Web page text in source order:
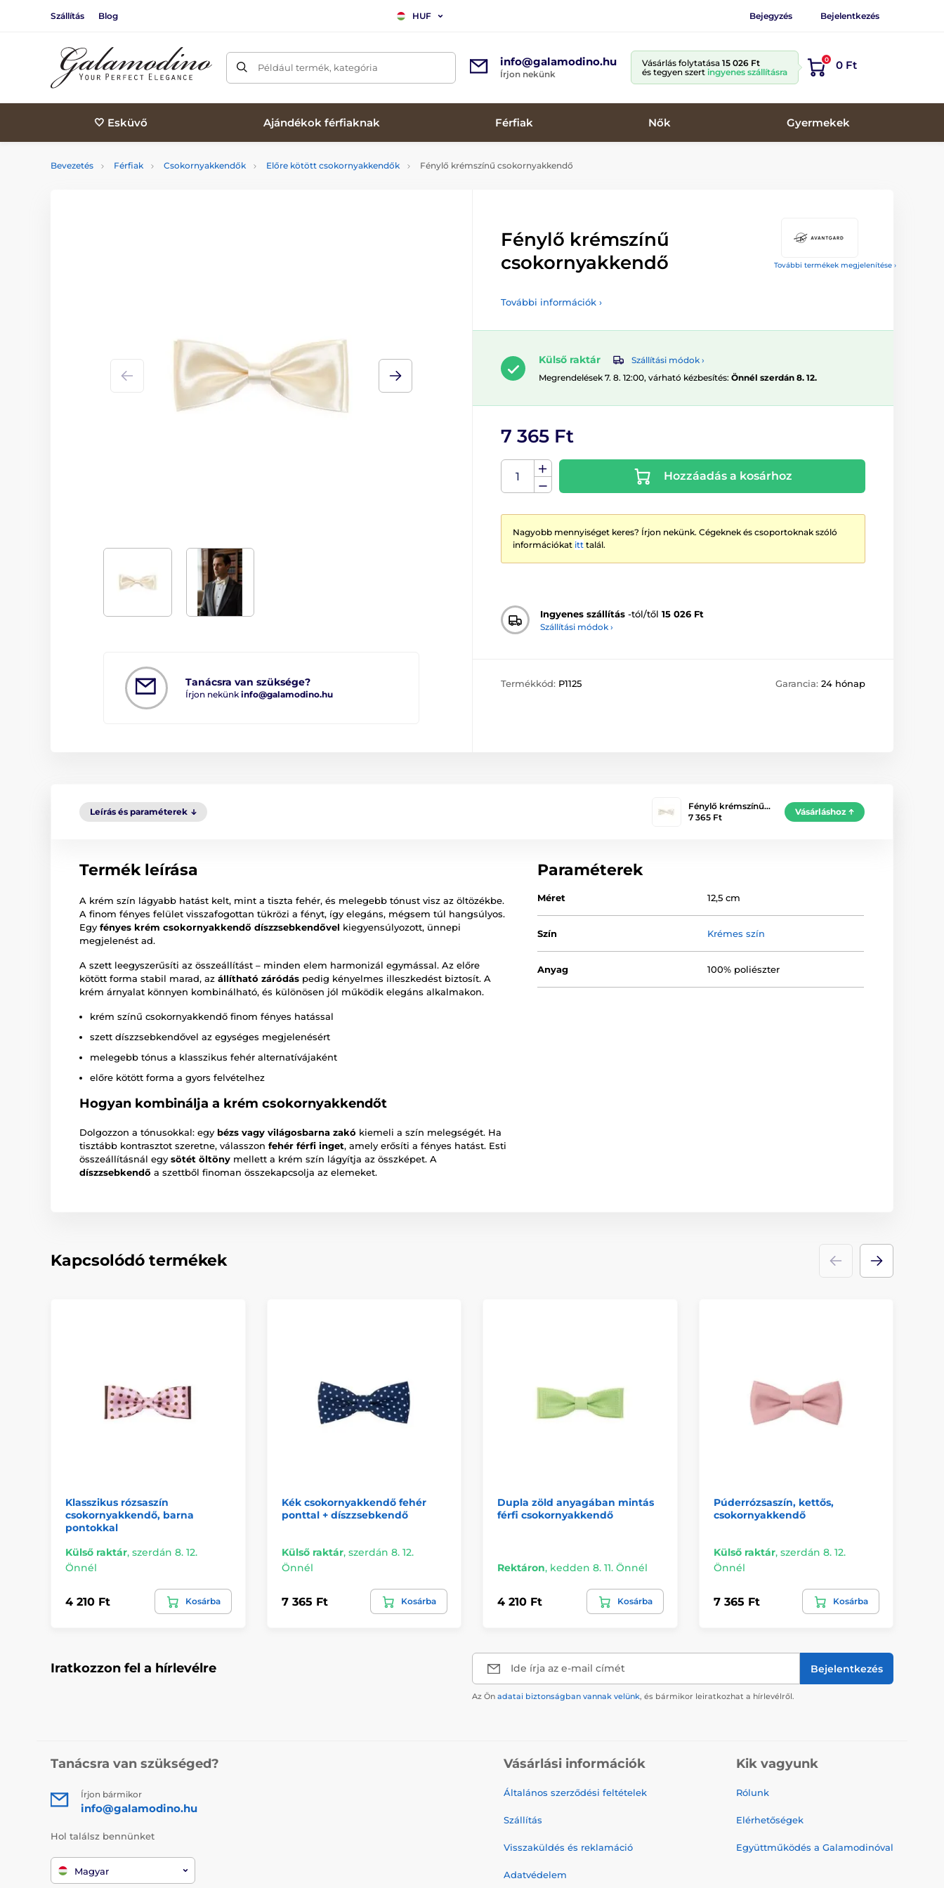
Szállítás Blog HUF Bejegyzés Bejelentkezés
Például termék, kategória info@galamodino.hu
Írjon nekünk
Vásárlás folytatása 15 026 Ft
és tegyen szert ingyenes szállításra
0 0 Ft
🤍 Esküvő Ajándékok férfiaknak Férfiak Nők Gyermekek
Bevezetés Férfiak Csokornyakkendők Előre kötött csokornyakkendők Fénylő krémszínű csokornyakkendő
További termékek megjelenítése ›
Tanácsra van szüksége?
Írjon nekünk info@galamodino.hu
Fénylő krémszínű
csokornyakkendő
További információk ›
Külső raktár
Szállítási módok ›
Megrendelések 7. 8. 12:00, várható kézbesítés: Önnél szerdán 8. 12.
7 365 Ft
Hozzáadás a kosárhoz
Nagyobb mennyiséget keres? Írjon nekünk. Cégeknek és csoportoknak szóló
információkat itt talál.
Ingyenes szállítás -tól/től 15 026 Ft
Szállítási módok ›
Termékkód: P1125 Garancia: 24 hónap
Leírás és paraméterek
Fénylő krémszínű…
7 365 Ft
Vásárláshoz
Termék leírása
A krém szín lágyabb hatást kelt, mint a tiszta fehér, és melegebb tónust visz az öltözékbe.
A finom fényes felület visszafogottan tükrözi a fényt, így elegáns, mégsem túl hangsúlyos.
Egy fényes krém csokornyakkendő díszzsebkendővel kiegyensúlyozott, ünnepi
megjelenést ad.
A szett leegyszerűsíti az összeállítást – minden elem harmonizál egymással. Az előre
kötött forma stabil marad, az állítható záródás pedig kényelmes illeszkedést biztosít. A
krém árnyalat könnyen kombinálható, és különösen jól működik elegáns alkalmakon.
krém színű csokornyakkendő finom fényes hatással
szett díszzsebkendővel az egységes megjelenésért
melegebb tónus a klasszikus fehér alternatívájaként
előre kötött forma a gyors felvételhez
Hogyan kombinálja a krém csokornyakkendőt
Dolgozzon a tónusokkal: egy bézs vagy világosbarna zakó kiemeli a szín melegségét. Ha
tisztább kontrasztot szeretne, válasszon fehér férfi inget, amely erősíti a fényes hatást. Esti
összeállításnál egy sötét öltöny mellett a krém szín lágyítja az összképet. A
díszzsebkendő a szettből finoman összekapcsolja az elemeket.
Paraméterek
Méret 12,5 cm
Szín Krémes szín
Anyag 100% poliészter
Kapcsolódó termékek
Klasszikus rózsaszín
csokornyakkendő, barna
pontokkal
Külső raktár, szerdán 8. 12.
Önnél
4 210 Ft Kosárba
Kék csokornyakkendő fehér
ponttal + díszzsebkendő
Külső raktár, szerdán 8. 12.
Önnél
7 365 Ft Kosárba
Dupla zöld anyagában mintás
férfi csokornyakkendő
Rektáron, kedden 8. 11. Önnél
4 210 Ft Kosárba
Púderrózsaszín, kettős,
csokornyakkendő
Külső raktár, szerdán 8. 12.
Önnél
7 365 Ft Kosárba
Iratkozzon fel a hírlevélre Ide írja az e-mail címét Bejelentkezés
Az Ön adatai biztonságban vannak velünk, és bármikor leiratkozhat a hírlevélről.
Tanácsra van szükséged?
Írjon bármikor
info@galamodino.hu
Hol találsz bennünket
Magyar
Vásárlási információk
Általános szerződési feltételek
Szállítás
Visszaküldés és reklamáció
Adatvédelem
Kik vagyunk
Rólunk
Elérhetőségek
Együttműködés a Galamodinóval